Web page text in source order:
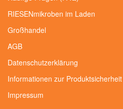
RIESENmikroben im Laden
Großhandel
AGB
Datenschutzerklärung
Informationen zur Produktsicherheit
Impressum